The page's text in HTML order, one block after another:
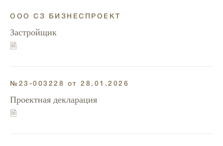
ООО СЗ БИЗНЕСПРОЕКТ
Застройщик
🗎
№23-003228 от 28.01.2026
Проектная декларация
🗎